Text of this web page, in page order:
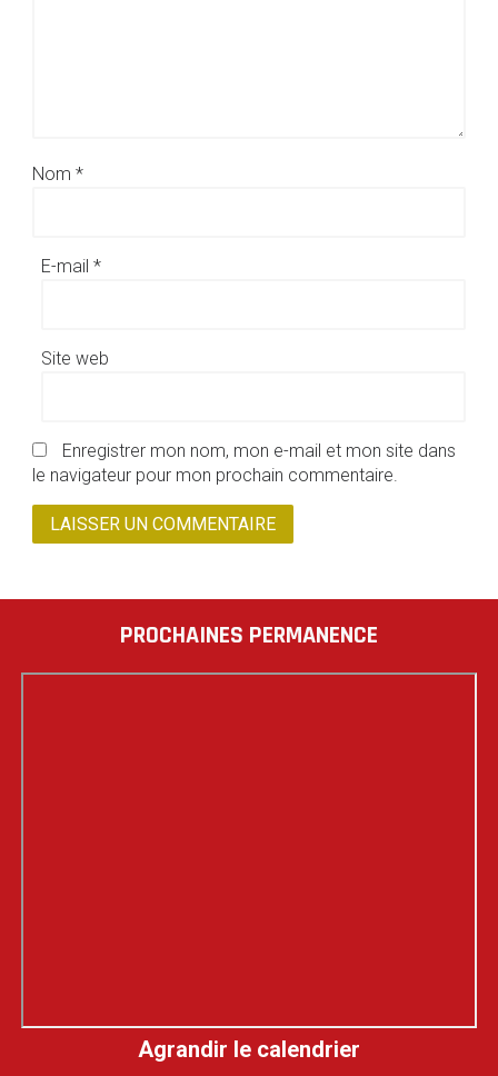
Nom *
E-mail *
Site web
Enregistrer mon nom, mon e-mail et mon site dans
le navigateur pour mon prochain commentaire.
PROCHAINES PERMANENCE
Agrandir le calendrier